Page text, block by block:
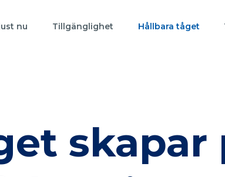
nu Tillgänglighet Hållbara tåget
skapar